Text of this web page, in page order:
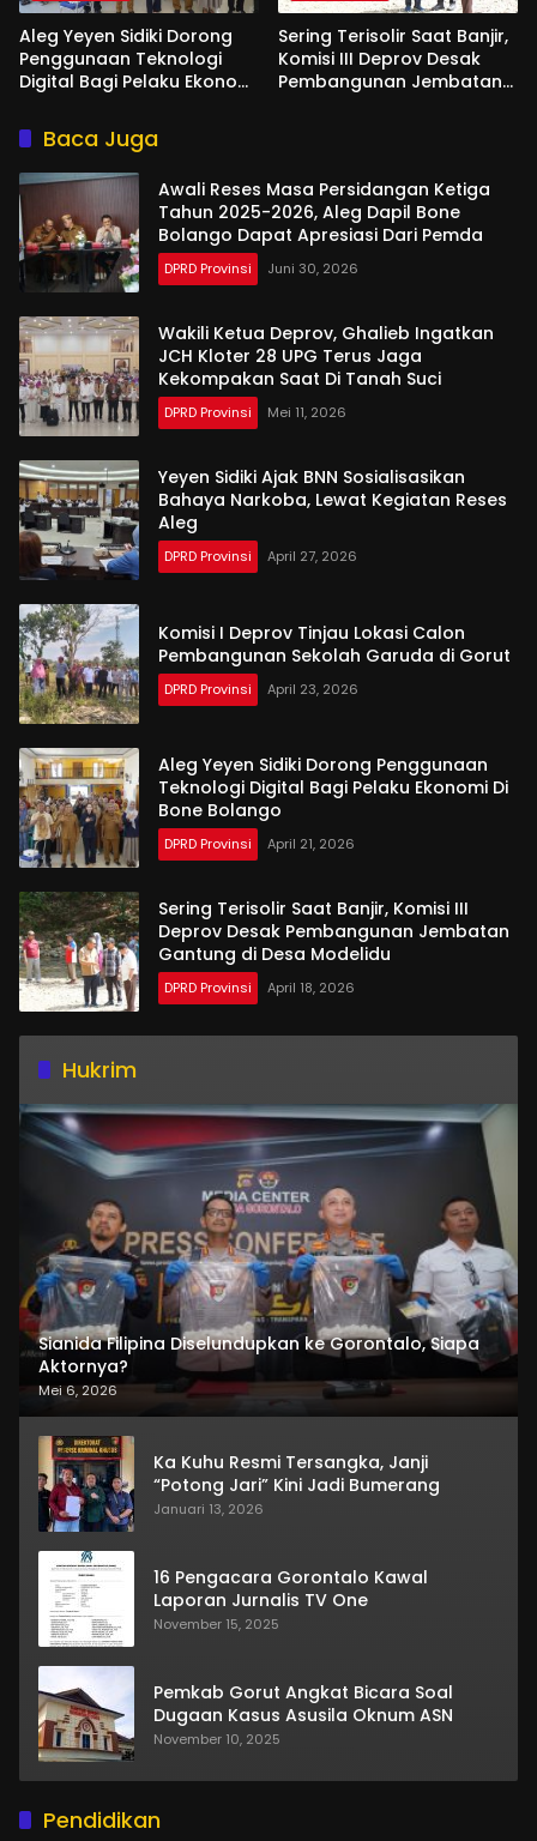
Aleg Yeyen Sidiki Dorong
Penggunaan Teknologi
Digital Bagi Pelaku Ekonomi
Sering Terisolir Saat Banjir,
Komisi III Deprov Desak
Pembangunan Jembatan
Baca Juga
Awali Reses Masa Persidangan Ketiga
Tahun 2025-2026, Aleg Dapil Bone
Bolango Dapat Apresiasi Dari Pemda
DPRD Provinsi Juni 30, 2026
Wakili Ketua Deprov, Ghalieb Ingatkan
JCH Kloter 28 UPG Terus Jaga
Kekompakan Saat Di Tanah Suci
DPRD Provinsi Mei 11, 2026
Yeyen Sidiki Ajak BNN Sosialisasikan
Bahaya Narkoba, Lewat Kegiatan Reses
Aleg
DPRD Provinsi April 27, 2026
Komisi I Deprov Tinjau Lokasi Calon
Pembangunan Sekolah Garuda di Gorut
DPRD Provinsi April 23, 2026
Aleg Yeyen Sidiki Dorong Penggunaan
Teknologi Digital Bagi Pelaku Ekonomi Di
Bone Bolango
DPRD Provinsi April 21, 2026
Sering Terisolir Saat Banjir, Komisi III
Deprov Desak Pembangunan Jembatan
Gantung di Desa Modelidu
DPRD Provinsi April 18, 2026
Hukrim
Sianida Filipina Diselundupkan ke Gorontalo, Siapa
Aktornya?
Mei 6, 2026
Ka Kuhu Resmi Tersangka, Janji
“Potong Jari” Kini Jadi Bumerang
Januari 13, 2026
16 Pengacara Gorontalo Kawal
Laporan Jurnalis TV One
November 15, 2025
Pemkab Gorut Angkat Bicara Soal
Dugaan Kasus Asusila Oknum ASN
November 10, 2025
Pendidikan